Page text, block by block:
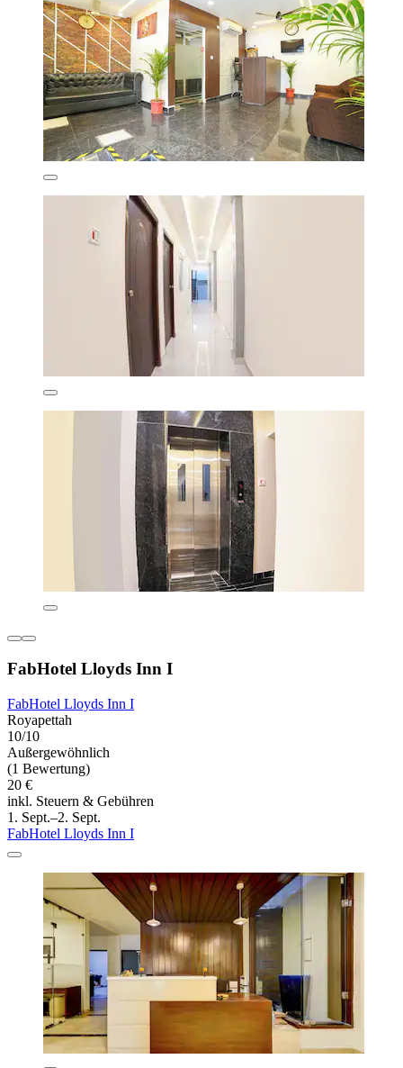
FabHotel Lloyds Inn I
FabHotel Lloyds Inn I
Royapettah
10/10
Außergewöhnlich
(1 Bewertung)
20 €
inkl. Steuern & Gebühren
1. Sept.–2. Sept.
FabHotel Lloyds Inn I